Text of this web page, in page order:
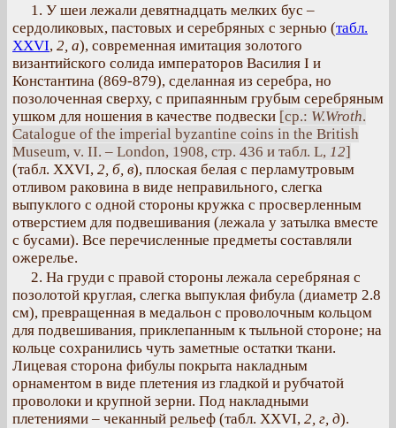
1. У шеи лежали девятнадцать мелких бус –
сердоликовых, пастовых и серебряных с зернью (табл.
XXVI, 2, а), современная имитация золотого
византийского солида императоров Василия I и
Константина (869-879), сделанная из серебра, но
позолоченная сверху, с припаянным грубым серебряным
ушком для ношения в качестве подвески [ср.: W.Wroth.
Catalogue of the imperial byzantine coins in the British
Museum, v. II. – London, 1908, стр. 436 и табл. L, 12]
(табл. XXVI, 2, б, в), плоская белая с перламутровым
отливом раковина в виде неправильного, слегка
выпуклого с одной стороны кружка с просверленным
отверстием для подвешивания (лежала у затылка вместе
с бусами). Все перечисленные предметы составляли
ожерелье.
2. На груди с правой стороны лежала серебряная с
позолотой круглая, слегка выпуклая фибула (диаметр 2.8
см), превращенная в медальон с проволочным кольцом
для подвешивания, приклепанным к тыльной стороне; на
кольце сохранились чуть заметные остатки ткани.
Лицевая сторона фибулы покрыта накладным
орнаментом в виде плетения из гладкой и рубчатой
проволоки и крупной зерни. Под накладными
плетениями – чеканный рельеф (табл. XXVI, 2, г, д).